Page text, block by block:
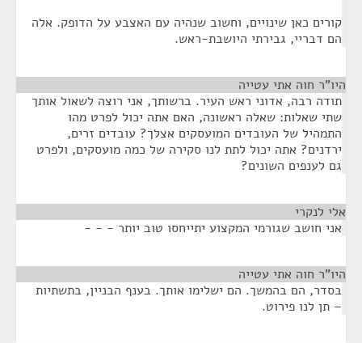
קורים כאן שינויים, וחשוב שנהיה עם האצבע על הדופק. אלה
הם דבריי, גבירתי היושבת-ראש.
היו"ר חוה אתי עטייה
תודה רבה, אדוני ראש העיר. ברשותך, אני רוצה לשאול אותך
שתי שאלות: שאלה ראשונה, האם אתה יכול לפרט מהו
התמהיל של העובדים המועסקים אצלך? עובדים זרים,
ירדנים? אתה יכול לתת לנו סקירה של כמה מועסקים, ולפרט
גם לענפים השונים?
אלי לנקרי
אני חושב שגורמי המקצוע יתייחסו טוב יותר - - -
היו"ר חוה אתי עטייה
בסדר, הם בהמשך. הם ישלימו אותך. בענף הבניין, בתשתיות
– תן לנו פירוט.